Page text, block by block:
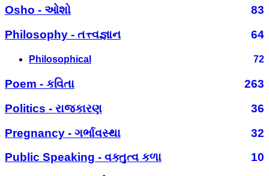
Osho - ઓશો
83
Philosophy - તત્ત્વજ્ઞાન
64
Philosophical 72
Poem - કવિતા
263
Politics - રાજકારણ
36
Pregnancy - ગર્ભાવસ્થા
32
Public Speaking - વક્તુત્વ કળા
10